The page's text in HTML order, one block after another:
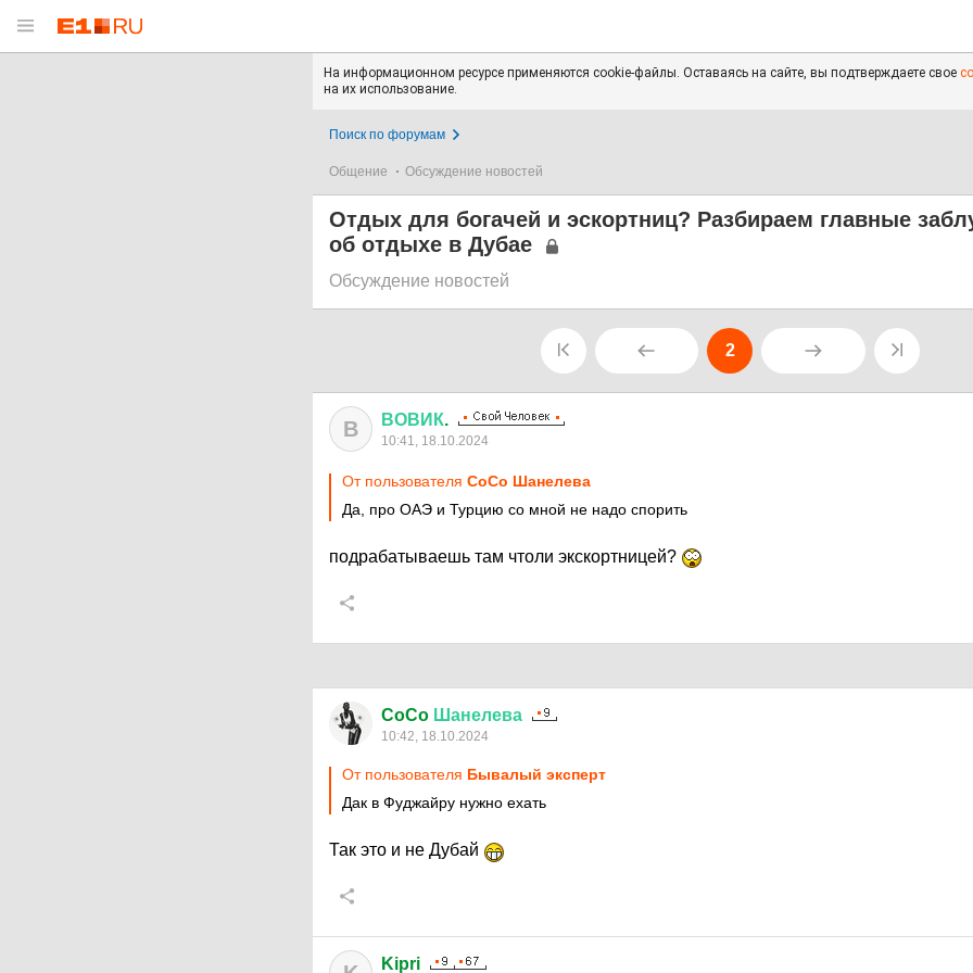
На информационном ресурсе применяются cookie-файлы. Оставаясь на сайте, вы подтверждаете свое
на их использование.
Поиск по форумам
Общение Обсуждение новостей
Отдых для богачей и эскортниц? Разбираем главные
об отдыхе в Дубае
Обсуждение новостей
2
В ВОВИК.
10:41, 18.10.2024
От пользователя CoCo Шанелева
Да, про ОАЭ и Турцию со мной не надо спорить
подрабатываешь там чтоли экскортницей?
CoCo Шанелева
10:42, 18.10.2024
От пользователя Бывалый эксперт
Дак в Фуджайру нужно ехать
Так это и не Дубай
Kipri